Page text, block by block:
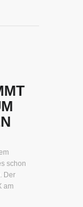
schon
Der
am